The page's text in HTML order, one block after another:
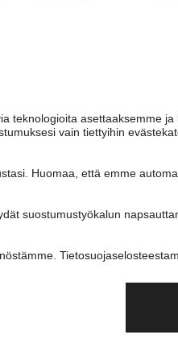
Peru ostoksesi